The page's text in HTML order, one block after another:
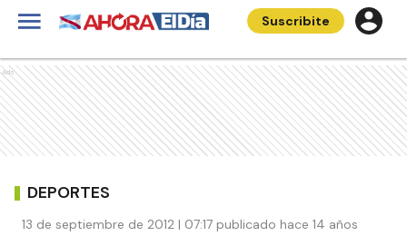
Suscribite
Ads
DEPORTES
13 de septiembre de 2012 | 07:17 publicado hace 14 años